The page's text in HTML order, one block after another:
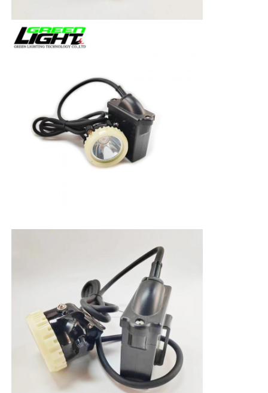
Ladegerät-Rack
Heiße Verkaufsprodukte
geführtes Warnlicht